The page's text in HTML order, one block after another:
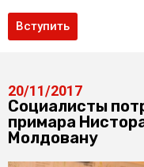
Вступить
20/11/2017
Социалисты
примара
Молдовану